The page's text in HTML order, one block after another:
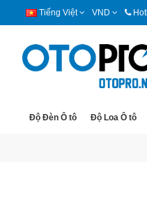
Tiếng Việt VND
Độ Đèn Ô tô Độ Loa Ô tô